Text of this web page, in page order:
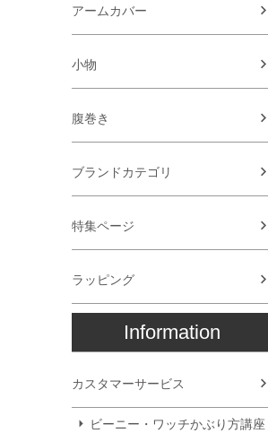
アームカバー
小物
腹巻き
ブランドカテゴリ
特集ページ
ラッピング
Information
カスタマーサービス
ビーニー・ワッチかぶり方講座